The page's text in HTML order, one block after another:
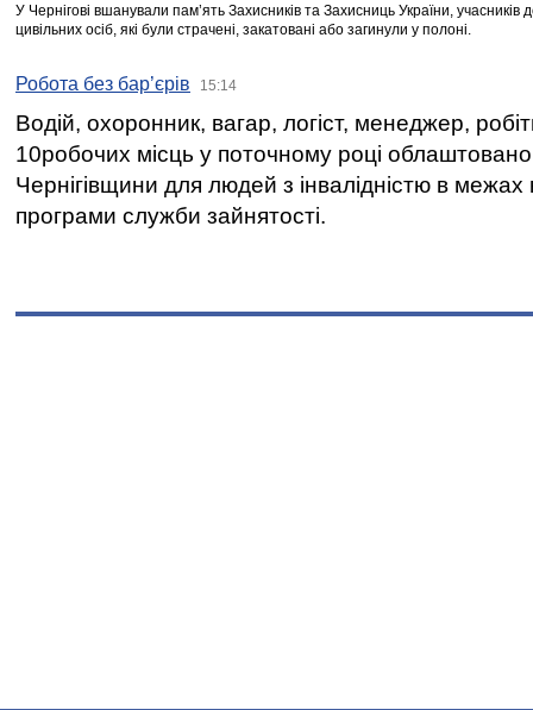
У Чернігові вшанували пам’ять Захисників та Захисниць України,
цивільних осіб, які були страчені, закатовані або загинули у полоні.
Робота без бар’єрів 15:14
Водій, охоронник, вагар, логіст, менеджер,
10робочих місць у поточному році
Чернігівщини для людей з інвалідністю в межах
програми служби зайнятості.